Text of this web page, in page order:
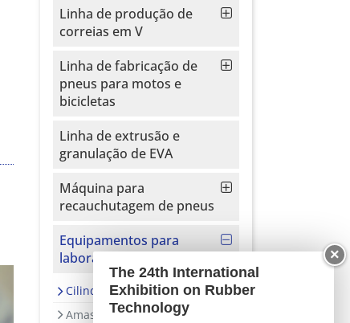
Linha de produção de
correias em V
Linha de fabricação de
pneus para motos e
bicicletas
Linha de extrusão e
granulação de EVA
Máquina para
recauchutagem de pneus
Equipamentos para
laboratório
Cilindro refinador de borracha
Amassadeira de laboratório
×
The 24th International
Exhibition on Rubber
Technology